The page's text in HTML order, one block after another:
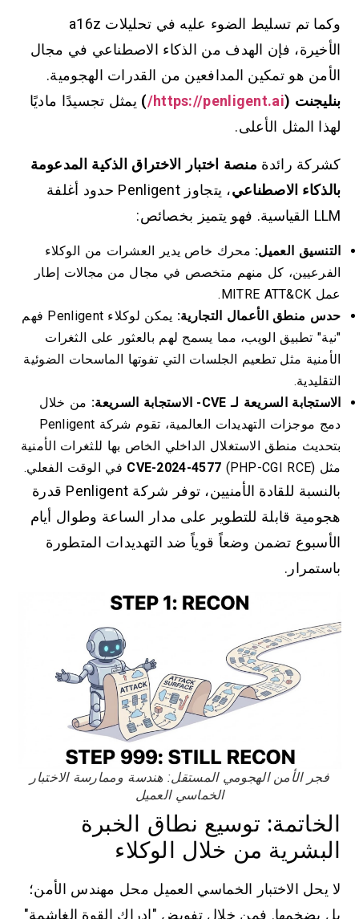
وكما تم تسليط الضوء عليه في تحليلات a16z
الأخيرة، فإن الهدف من الذكاء الاصطناعي في مجال
الأمن هو تمكين المدافعين من القدرات الهجومية.
بنليجنت (https://penligent.ai/
) يمثل تجسيدًا ماديًا
لهذا المثل الأعلى.
كشركة رائدة منصة اختبار الاختراق الذكية المدعومة
بالذكاء الاصطناعي
، يتجاوز Penligent حدود أغلفة
LLM القياسية. فهو يتميز بخصائص:
التنسيق العميل: محرك خاص يدير العشرات من الوكلاء
الفرعيين، كل منهم متخصص في مجال من مجالات إطار
عمل MITRE ATT&CK.
حدس منطق الأعمال التجارية:
يمكن لوكلاء Penligent فهم
"نية" تطبيق الويب، مما يسمح لهم بالعثور على الثغرات
الأمنية مثل تطعيم الجلسات التي تفوتها الماسحات الضوئية
التقليدية.
الاستجابة السريعة لـ CVE- الاستجابة السريعة:
من خلال
دمج موجزات التهديدات العالمية، تقوم شركة Penligent
بتحديث منطق الاستغلال الداخلي الخاص بها للثغرات الأمنية
مثل
CVE-2024-4577 (PHP-CGI RCE) في الوقت الفعلي.
بالنسبة للقادة الأمنيين، توفر شركة Penligent قدرة
هجومية قابلة للتطوير على مدار الساعة وطوال أيام
الأسبوع تضمن وضعاً قوياً ضد التهديدات المتطورة
باستمرار.
فجر الأمن الهجومي المستقل: هندسة وممارسة الاختبار
الخماسي العميل
الخاتمة: توسيع نطاق الخبرة
البشرية من خلال الوكلاء
لا يحل الاختبار الخماسي العميل محل مهندس الأمن؛
بل يضخمها. فمن خلال تفويض "إدراك القوة الغاشمة"